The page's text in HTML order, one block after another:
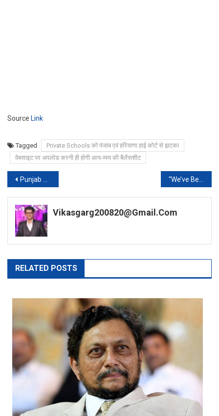
Source Link
Tagged
Private Schools को पंजाब एवं हरियाणा हाई कोर्ट से झटका
वेबसाइट पर अपलोड करनी ही होगी आय-व्यय की बैलेंसशीट
Post
navigation
Punjab and Haryana High Court designates 19 lawyers as Senior Advocates[Read Notification]
Vikasgarg200820@gmail.com
RELATED POSTS